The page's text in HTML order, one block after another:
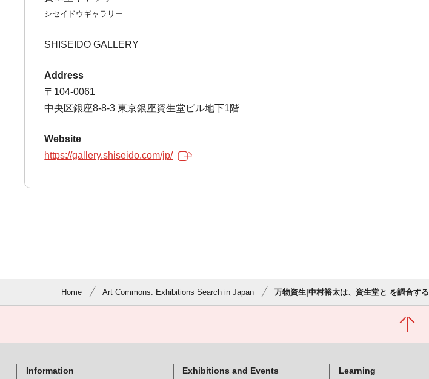
シセイドウギャラリー
SHISEIDO GALLERY
Address
〒104-0061
中央区銀座8-8-3 東京銀座資生堂ビル地下1階
Website
https://gallery.shiseido.com/jp/
Home Art Commons: Exhibitions Search in Japan 万物資生|中村裕太は、資生堂と を調合する
Information Exhibitions and Events Learning